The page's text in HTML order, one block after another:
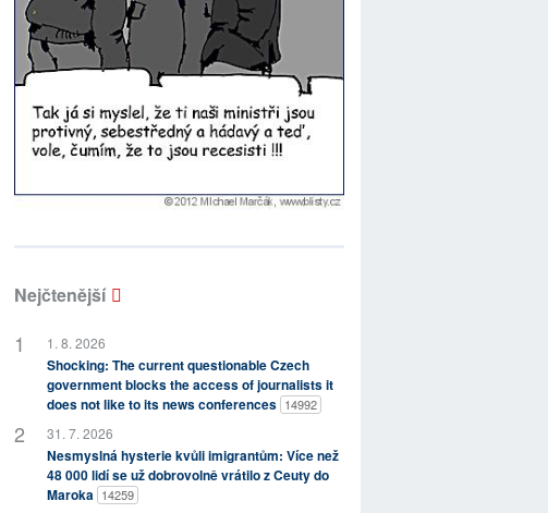
Nejčtenější
1. 8. 2026
Shocking: The current questionable Czech
government blocks the access of journalists it
does not like to its news conferences 14992
31. 7. 2026
Nesmyslná hysterie kvůli imigrantům: Více než
48 000 lidí se už dobrovolně vrátilo z Ceuty do
Maroka 14259